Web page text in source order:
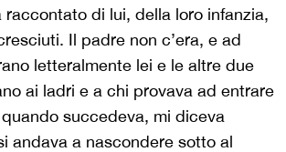
raccontato di lui, della loro infanzia,
Il padre non c’era, e ad
letteralmente lei e le altre due
ai ladri e a chi provava ad entrare
succedeva, mi diceva
andava a nascondere sotto al